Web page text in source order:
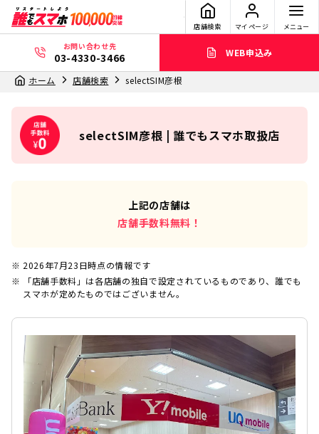
店舗検索 マイページ メニュー
お問い合わせ先
03-4330-3466 WEB申込み
ホーム 店舗検索 selectSIM彦根
selectSIM彦根 | 誰でもスマホ取扱店
上記の店舗は
店舗手数料無料！
2026年7月23日時点の情報です
「店舗手数料」は各店舗の独自で設定されているものであり、誰でも
スマホが定めたものではございません。